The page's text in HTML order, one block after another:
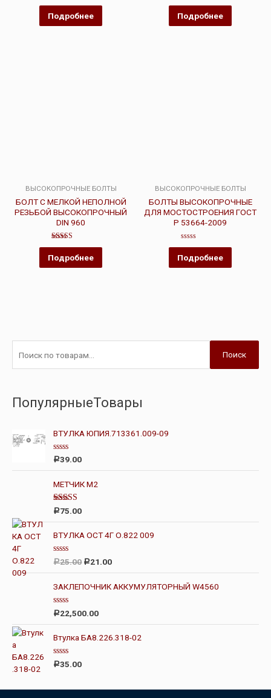
Оценка
из
5
Подробнее
Оценка
из
5
Подробнее
ВЫСОКОПРОЧНЫЕ БОЛТЫ
БОЛТ С МЕЛКОЙ НЕПОЛНОЙ
РЕЗЬБОЙ ВЫСОКОПРОЧНЫЙ
DIN 960
Оценка
из 5
Подробнее
ВЫСОКОПРОЧНЫЕ БОЛТЫ
БОЛТЫ ВЫСОКОПРОЧНЫЕ
ДЛЯ МОСТОСТРОЕНИЯ ГОСТ
Р 53664-2009
Оценка
из
5
Подробнее
Поиск
ПопулярныеТовары
ВТУЛКА ЮПИЯ.713361.009-09
О
н
к
а
0
и
з
Р39.00
МЕТЧИК М2
Оценка
Р75.00
ВТУЛКА ОСТ 4Г О.822 009
О
н
к
а
0
и
з
Р25.00 Р21.00
ЗАКЛЕПОЧНИК АККУМУЛЯТОРНЫЙ W4560
О
е
н
к
а
0
и
Р22,500.00
Втулка БА8.226.318-02
О
Р35.00